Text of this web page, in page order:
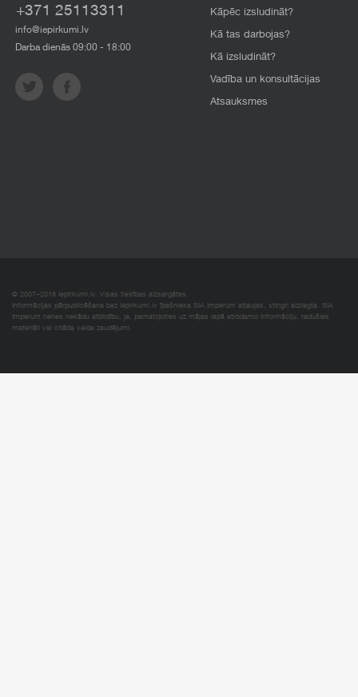
+371 25113311
info@iepirkumi.lv
Darba dienās 09:00 - 18:00
Kāpēc izsludināt?
Kā tas darbojas?
Kā izsludināt?
Vadība un konsultācijas
Atsauksmes
© 2007–2018 Iepirkumi.lv. Visas tiesības aizsargātas.
Informācijas pārpublicēšana bez iepirkumi.lv īpašnieka SIA Imperum atļaujas, stingri aizliegta. SIA
Imperum nenes nekādu atbildību, ja, pamatojoties uz mājas lapā atrodamo informāciju, radušies
materiāli vai citāda veida zaudējumi.